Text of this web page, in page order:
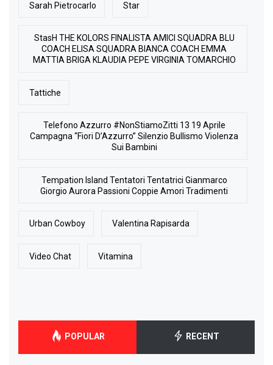
Sarah Pietrocarlo Star
StasH THE KOLORS FINALISTA AMICI SQUADRA BLU
COACH ELISA SQUADRA BIANCA COACH EMMA
MATTIA BRIGA KLAUDIA PEPE VIRGINIA TOMARCHIO
Tattiche
Telefono Azzurro #NonStiamoZitti 13 19 Aprile
Campagna “Fiori D’Azzurro” Silenzio Bullismo Violenza
Sui Bambini
Tempation Island Tentatori Tentatrici Gianmarco
Giorgio Aurora Passioni Coppie Amori Tradimenti
Urban Cowboy Valentina Rapisarda
Video Chat Vitamina
POPULAR RECENT